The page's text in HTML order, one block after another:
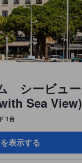
シービュー
Sea View)
1台
表示する